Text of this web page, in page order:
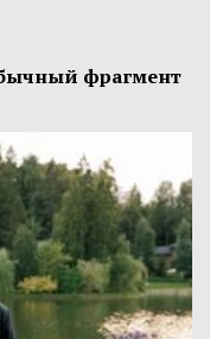
фрагмент